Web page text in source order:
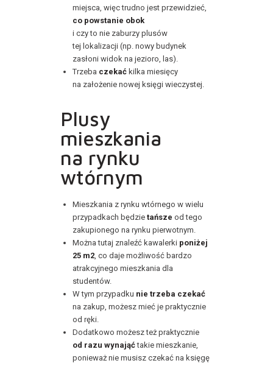
miejsca, więc trudno jest przewidzieć,
co powstanie obok
i czy to nie zaburzy plusów
tej lokalizacji (np. nowy budynek
zasłoni widok na jezioro, las).
Trzeba czekaćkilka miesięcy
na założenie nowej księgi wieczystej.
Plusy
mieszkania
na rynku
wtórnym
Mieszkania z rynku wtórnego w wielu
przypadkach będzie tańsze od tego
zakupionego na rynku pierwotnym.
Można tutaj znaleźć kawalerki poniżej
25 m2, co daje możliwość bardzo
atrakcyjnego mieszkania dla
studentów.
W tym przypadku nie trzeba czekać
na zakup, możesz mieć je praktycznie
od ręki.
Dodatkowo możesz też praktycznie
od razu wynająćtakie mieszkanie,
ponieważ nie musisz czekać na księgę